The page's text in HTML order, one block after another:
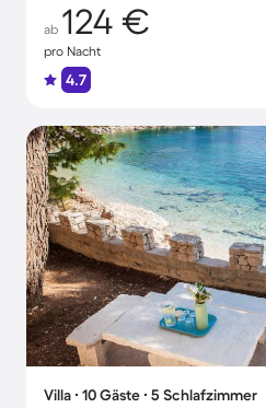
ab 124 €
pro Nacht
4.7
Villa ∙ 10 Gäste ∙ 5 Schlafzimmer